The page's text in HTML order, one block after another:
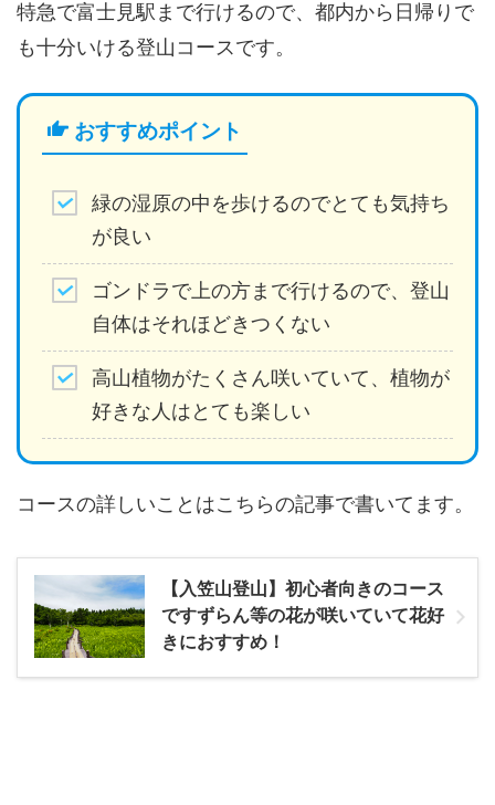
特急で富士見駅まで行けるので、都内から日帰りで
も十分いける登山コースです。
おすすめポイント
緑の湿原の中を歩けるのでとても気持ち
が良い
ゴンドラで上の方まで行けるので、登山
自体はそれほどきつくない
高山植物がたくさん咲いていて、植物が
好きな人はとても楽しい
コースの詳しいことはこちらの記事で書いてます。
【入笠山登山】初心者向きのコース
ですずらん等の花が咲いていて花好
きにおすすめ！